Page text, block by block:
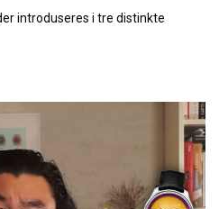
introduseres i tre distinkte